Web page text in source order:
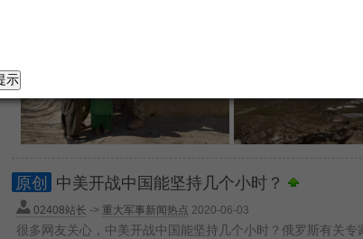
原创 中美开战中国能坚持几个小时？
02408站长 -> 重大军事新闻热点 2020-06-03
很多网友关心，中美开战中国能坚持几个小时？俄罗斯有关